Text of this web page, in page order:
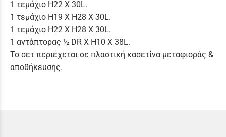
1 τεμάχιο Η22 X 30L.
1 τεμάχιο H19 X Η28 X 30L.
1 τεμάχιο H22 X Η28 X 30L.
1 αντάπτορας ½ DR X H10 X 38L.
Το σετ περιέχεται σε πλαστική κασετίνα μεταφιοράς &
αποθήκευσης.